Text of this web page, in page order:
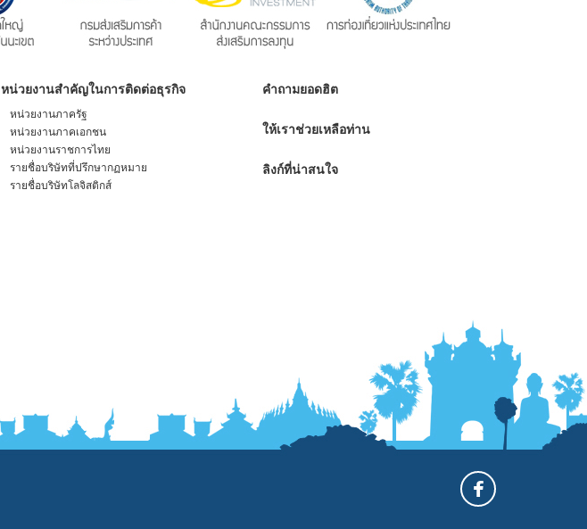
หน่วยงานสำคัญในการติดต่อธุรกิจ
หน่วยงานภาครัฐ
หน่วยงานภาคเอกชน
หน่วยงานราชการไทย
รายชื่อบริษัทที่ปรึกษากฏหมาย
รายชื่อบริษัทโลจิสติกส์
คำถามยอดฮิต
ให้เราช่วยเหลือท่าน
ลิงก์ที่น่าสนใจ